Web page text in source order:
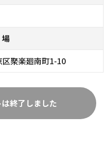
聚楽廻南町1-10
終了しました